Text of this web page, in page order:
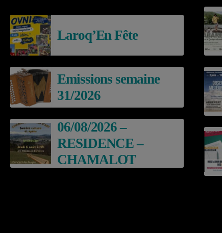
Laroq’En Fête
Emissions semaine
31/2026
06/08/2026 –
RESIDENCE –
CHAMALOT